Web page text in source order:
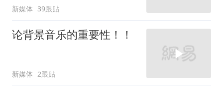
新媒体 39跟贴
论背景音乐的重要性！！
新媒体 2跟贴